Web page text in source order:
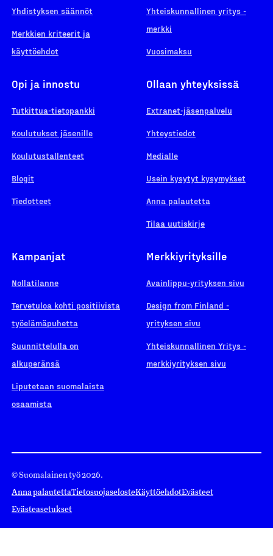
Yhdistyksen säännöt
Merkkien kriteerit ja
käyttöehdot
Yhteiskunnallinen yritys -
merkki
Vuosimaksu
Opi ja innostu
Tutkittua-tietopankki
Koulutukset jäsenille
Koulutustallenteet
Blogit
Tiedotteet
Ollaan yhteyksissä
Extranet-jäsenpalvelu
Yhteystiedot
Medialle
Usein kysytyt kysymykset
Anna palautetta
Tilaa uutiskirje
Kampanjat
Nollatilanne
Tervetuloa kohti positiivista
työelämäpuhetta
Suunnittelulla on
alkuperänsä
Liputetaan suomalaista
osaamista
Merkkiyrityksille
Avainlippu-yrityksen sivu
Design from Finland -
yrityksen sivu
Yhteiskunnallinen Yritys -
merkkiyrityksen sivu
© Suomalainen työ 2026.
Anna palautettaTietosuojaselosteKäyttöehdotEvästeet
Evästeasetukset